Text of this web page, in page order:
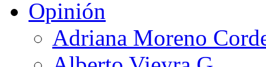
Opinión
Adriana Moreno